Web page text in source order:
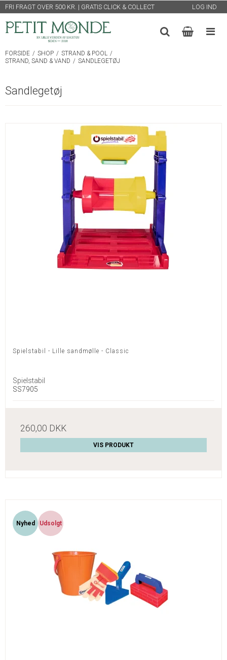
FRI FRAGT OVER 500 KR. | GRATIS CLICK & COLLECT LOG IND
FORSIDE / SHOP / STRAND & POOL /
STRAND, SAND & VAND / SANDLEGETØJ
Sandlegetøj
Spielstabil - Lille sandmølle - Classic
Spielstabil
SS7905
260,00 DKK
VIS PRODUKT
Nyhed Udsolgt